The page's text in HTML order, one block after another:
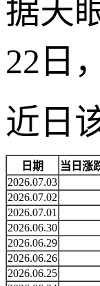
据天
22日
近日
日期 当日涨
2026.07.03
2026.07.02
2026.07.01
2026.06.30
2026.06.29
2026.06.26
2026.06.25